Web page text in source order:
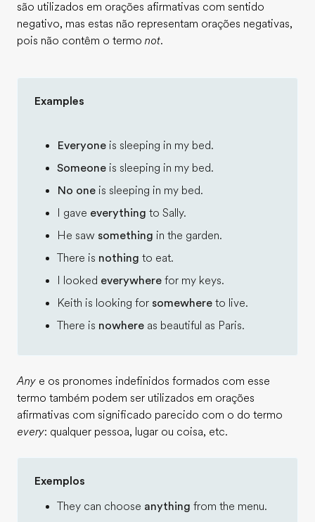
são utilizados em orações afirmativas com sentido
negativo, mas estas não representam orações negativas,
pois não contêm o termo not.
Examples
Everyone is sleeping in my bed.
Someone is sleeping in my bed.
No one is sleeping in my bed.
I gave everything to Sally.
He saw something in the garden.
There is nothing to eat.
I looked everywhere for my keys.
Keith is looking for somewhere to live.
There is nowhere as beautiful as Paris.
Any e os pronomes indefinidos formados com esse
termo também podem ser utilizados em orações
afirmativas com significado parecido com o do termo
every: qualquer pessoa, lugar ou coisa, etc.
Exemplos
They can choose anything from the menu.